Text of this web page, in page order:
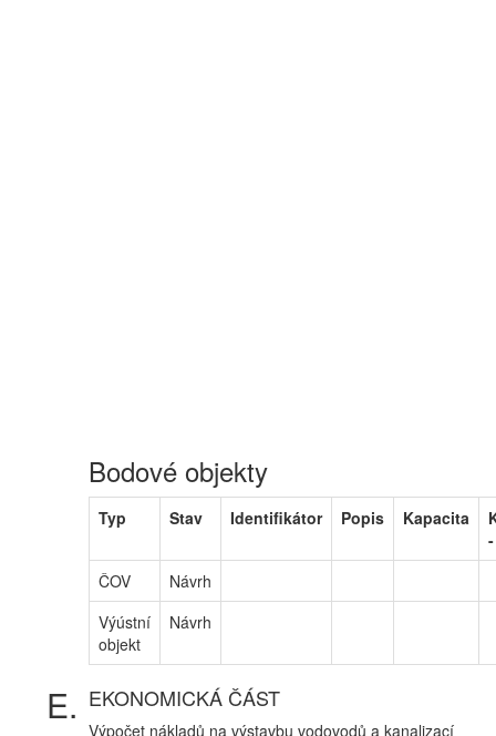
Bodové objekty
Typ Stav Identifikátor Popis Kapacita
ČOV
Návrh
Výústní
objekt
Návrh
EKONOMICKÁ ČÁST
Výpočet nákladů na výstavbu vodovodů a kanalizací